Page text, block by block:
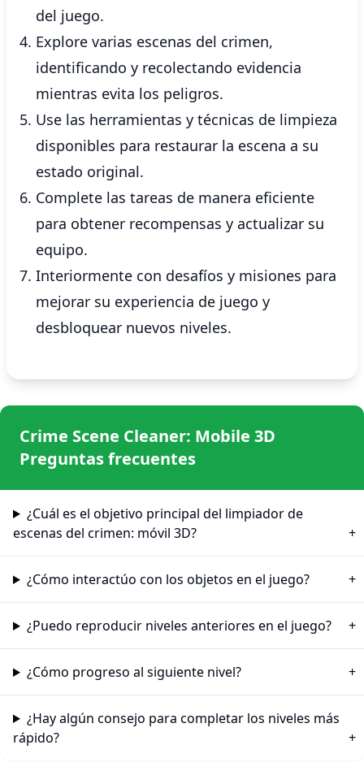
del juego.
Explore varias escenas del crimen,
identificando y recolectando evidencia
mientras evita los peligros.
Use las herramientas y técnicas de limpieza
disponibles para restaurar la escena a su
estado original.
Complete las tareas de manera eficiente
para obtener recompensas y actualizar su
equipo.
Interiormente con desafíos y misiones para
mejorar su experiencia de juego y
desbloquear nuevos niveles.
Crime Scene Cleaner: Mobile 3D
Preguntas frecuentes
¿Cuál es el objetivo principal del limpiador de
escenas del crimen: móvil 3D?
¿Cómo interactúo con los objetos en el juego?
¿Puedo reproducir niveles anteriores en el juego?
¿Cómo progreso al siguiente nivel?
¿Hay algún consejo para completar los niveles más
rápido?